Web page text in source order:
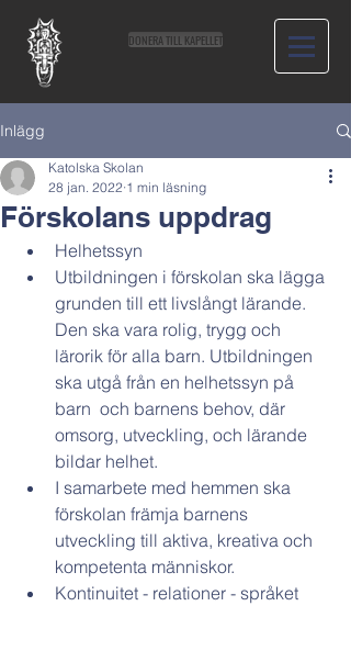
DONERA TILL KAPELLET
Inlägg
Förskolans uppdrag
Katolska Skolan
28 jan. 2022 1 min läsning
Helhetssyn
Utbildningen i förskolan ska lägga
grunden till ett livslångt lärande.
Den ska vara rolig, trygg och
lärorik för alla barn. Utbildningen
ska utgå från en helhetssyn på
barn  och barnens behov, där
omsorg, utveckling, och lärande
bildar helhet.
I samarbete med hemmen ska
förskolan främja barnens
utveckling till aktiva, kreativa och
kompetenta människor.
Kontinuitet - relationer - språket